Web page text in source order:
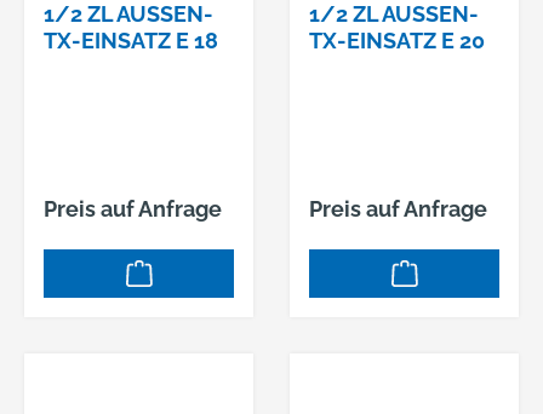
1/2 ZL AUSSEN-T
X-EINSATZ E 18
Preis auf Anfrage
1/2 ZL AUSSEN-T
X-EINSATZ E 20
Preis auf Anfrage